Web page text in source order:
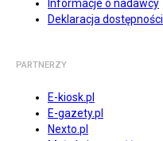
Informacje o nadawcy
Deklaracja dostępności
PARTNERZY
E-kiosk.pl
E-gazety.pl
Nexto.pl